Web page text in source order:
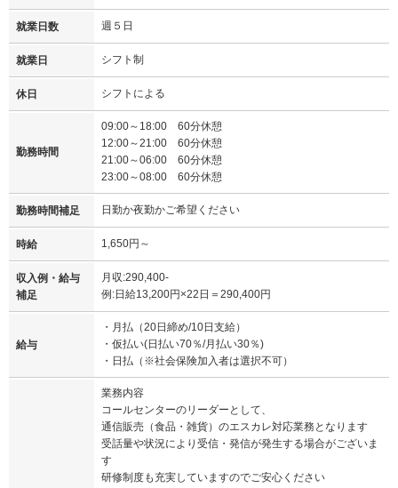
就業日数 週５日
就業日 シフト制
休日 シフトによる
勤務時間
09:00～18:00 60分休憩
12:00～21:00 60分休憩
21:00～06:00 60分休憩
23:00～08:00 60分休憩
勤務時間補足 日勤か夜勤かご希望ください
時給 1,650円～
収入例・給与
補足
月収:290,400-
例:日給13,200円×22日＝290,400円
給与
・月払（20日締め/10日支給）
・仮払い(日払い70％/月払い30％)
・日払（※社会保険加入者は選択不可）
業務内容
コールセンターのリーダーとして、
通信販売（食品・雑貨）のエスカレ対応業務となります
受話量や状況により受信・発信が発生する場合がございま
す
研修制度も充実していますのでご安心ください